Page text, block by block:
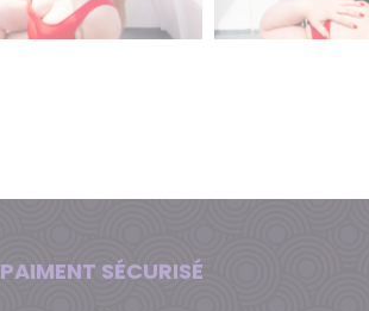
PAIMENT SÉCURISÉ